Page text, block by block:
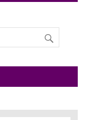
zu den Themen